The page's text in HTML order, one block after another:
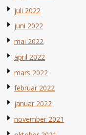
juli 2022
juni 2022
mai 2022
april 2022
mars 2022
februar 2022
januar 2022
november 2021